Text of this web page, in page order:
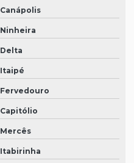
Canápolis
Ninheira
Delta
Itaipé
Fervedouro
Capitólio
Mercês
Itabirinha